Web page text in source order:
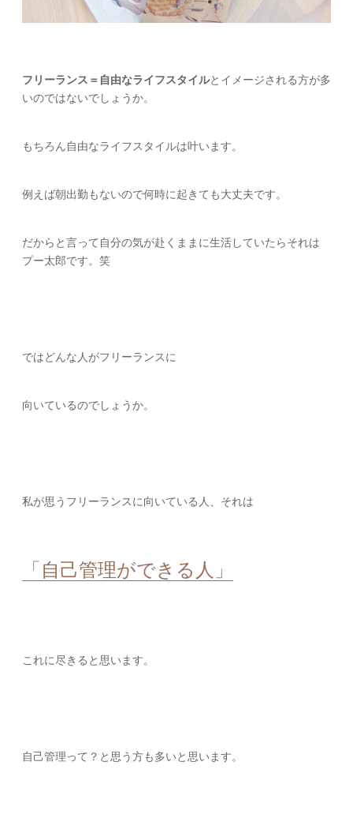
フリーランス＝自由なライフスタイルとイメージされる方が多
いのではないでしょうか。
もちろん自由なライフスタイルは叶います。
例えば朝出勤もないので何時に起きても大丈夫です。
だからと言って自分の気が赴くままに生活していたらそれは
プー太郎です。笑
ではどんな人がフリーランスに
向いているのでしょうか。
私が思うフリーランスに向いている人、それは
「自己管理ができる人」
これに尽きると思います。
自己管理って？と思う方も多いと思います。